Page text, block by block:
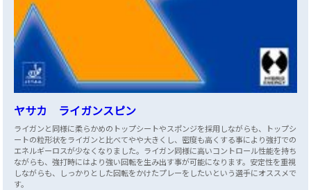
ヤサカ ライガンスピン
ライガンと同様に柔らかめのトップシートやスポンジを採用しながらも、トップシ
ートの粒形状をライガンと比べてやや大きくし、密度も高くする事により強打での
エネルギーロスが少なくなりました。ライガン同様に高いコントロール性能を持ち
ながらも、強打時にはより強い回転を生み出す事が可能になります。安定性を重視
しながらも、しっかりとした回転をかけたプレーをしたいという選手にオススメで
す。